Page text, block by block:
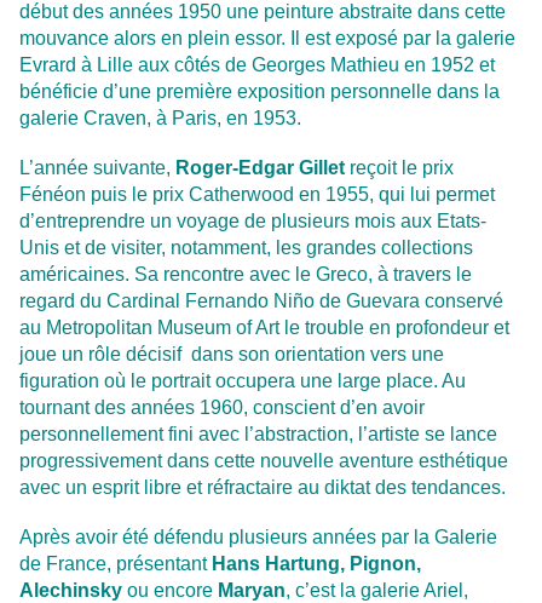
début des années 1950 une peinture abstraite dans cette
mouvance alors en plein essor. Il est exposé par la galerie
Evrard à Lille aux côtés de Georges Mathieu en 1952 et
bénéficie d’une première exposition personnelle dans la
galerie Craven, à Paris, en 1953.
L’année suivante, Roger-Edgar Gillet reçoit le prix
Fénéon puis le prix Catherwood en 1955, qui lui permet
d’entreprendre un voyage de plusieurs mois aux Etats-
Unis et de visiter, notamment, les grandes collections
américaines. Sa rencontre avec le Greco, à travers le
regard du Cardinal Fernando Niño de Guevara conservé
au Metropolitan Museum of Art le trouble en profondeur et
joue un rôle décisif dans son orientation vers une
figuration où le portrait occupera une large place. Au
tournant des années 1960, conscient d’en avoir
personnellement fini avec l’abstraction, l’artiste se lance
progressivement dans cette nouvelle aventure esthétique
avec un esprit libre et réfractaire au diktat des tendances.
Après avoir été défendu plusieurs années par la Galerie
de France, présentant Hans Hartung, Pignon,
Alechinsky ou encore Maryan, c’est la galerie Ariel,